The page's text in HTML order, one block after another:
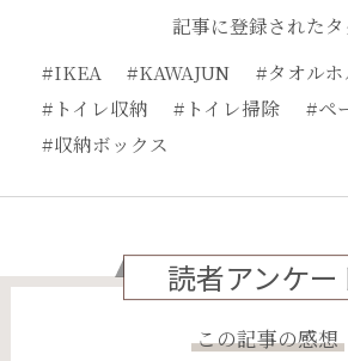
記事に登録された
#IKEA
#KAWAJUN #タオルホ
#トイレ収納
#トイレ掃除
#ペ
#収納ボックス
読者アンケー
この記事の感想